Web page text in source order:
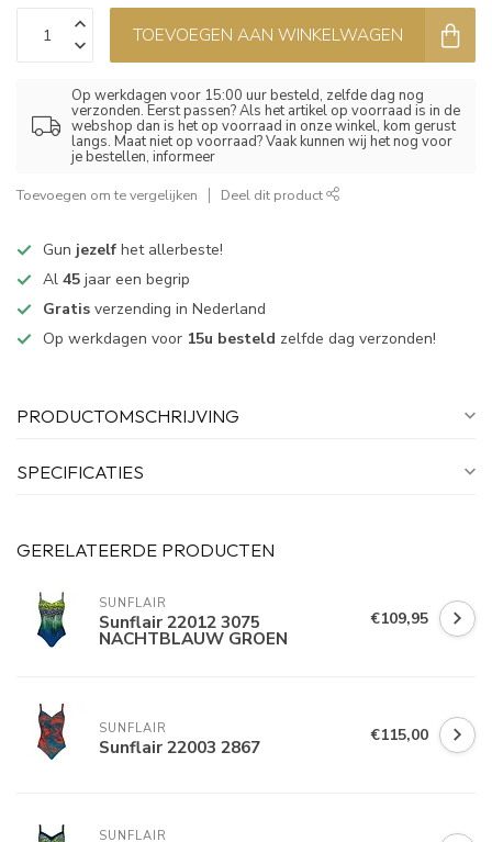
TOEVOEGEN AAN WINKELWAGEN
Op werkdagen voor 15:00 uur besteld, zelfde dag nog
verzonden. Eerst passen? Als het artikel op voorraad is in de
webshop dan is het op voorraad in onze winkel, kom gerust
langs. Maat niet op voorraad? Vaak kunnen wij het nog voor
je bestellen, informeer
Toevoegen om te vergelijken Deel dit product
Gun jezelf het allerbeste!
Al 45 jaar een begrip
Gratis verzending in Nederland
Op werkdagen voor 15u besteld zelfde dag verzonden!
PRODUCTOMSCHRIJVING
SPECIFICATIES
GERELATEERDE PRODUCTEN
SUNFLAIR
Sunflair 22012 3075
NACHTBLAUW GROEN
€109,95
SUNFLAIR
Sunflair 22003 2867 €115,00
SUNFLAIR